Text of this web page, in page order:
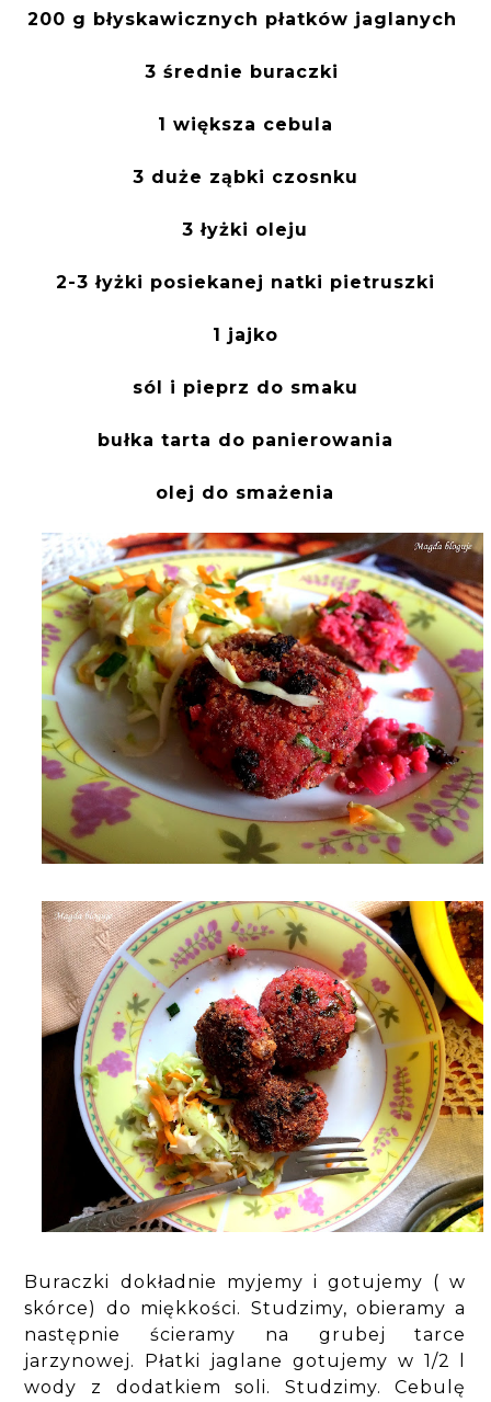
200 g błyskawicznych płatków jaglanych
3 średnie buraczki
1 większa cebula
3 duże ząbki czosnku
3 łyżki oleju
2-3 łyżki posiekanej natki pietruszki
1 jajko
sól i pieprz do smaku
bułka tarta do panierowania
olej do smażenia
Buraczki dokładnie myjemy i gotujemy ( w
skórce) do miękkości. Studzimy, obieramy a
następnie ścieramy na grubej tarce
jarzynowej. Płatki jaglane gotujemy w 1/2 l
wody z dodatkiem soli. Studzimy. Cebulę